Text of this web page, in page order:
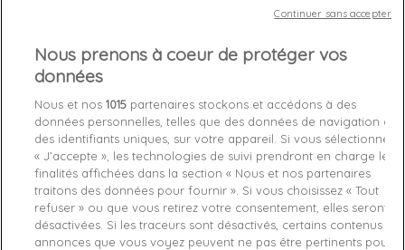
Caractéristiques produit
Détails du produit Fabriquant
Référence 1110040P57100135 L
Fiche technique
Nous prenons à coeur de protéger vos
données
Nous et nos1015 partenaires stockons et accédons à des
données personnelles, telles que des données de navigation ou
des identifiants uniques, sur votre appareil. Si vous sélectionnez
« J’accepte », les technologies de suivi prendront en charge les
finalités affichées dans la section « Nous et nos partenaires
traitons des données pour fournir ». Si vous choisissez « Tout
refuser » ou que vous retirez votre consentement, elles seront
désactivées. Si les traceurs sont désactivés, certains contenus et
annonces que vous voyez peuvent ne pas être pertinents pour
Continuer sans accepter